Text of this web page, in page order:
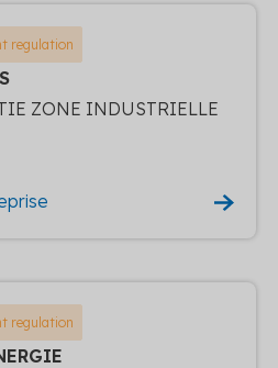
regulation
ZONE INDUSTRIELLE
regulation